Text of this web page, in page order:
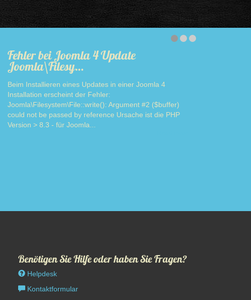
Fehler bei Joomla 4 Update
Joomla\Filesy…
Beim Installieren eines Updates in einer Joomla 4
Installation erscheint der Fehler:
Joomla\Filesystem\File::write(): Argument #2 ($buffer)
could not be passed by reference Ursache ist die PHP
Version > 8.3 - für Joomla...
Benötigen Sie Hilfe oder haben Sie Fragen?
Helpdesk
Kontaktformular